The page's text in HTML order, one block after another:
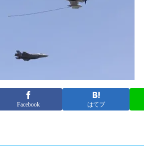
Facebook はてブ